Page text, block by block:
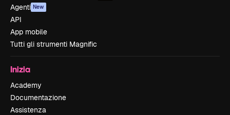
Agenti New
API
App mobile
Tutti gli strumenti Magnific
Inizia
Academy
Documentazione
Assistenza